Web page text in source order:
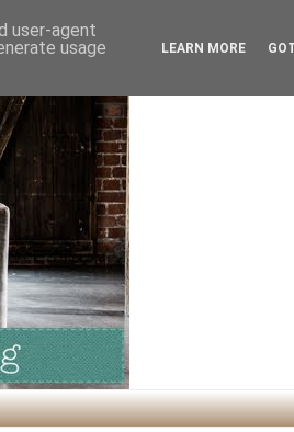
user-agent
usage
LEARN MORE